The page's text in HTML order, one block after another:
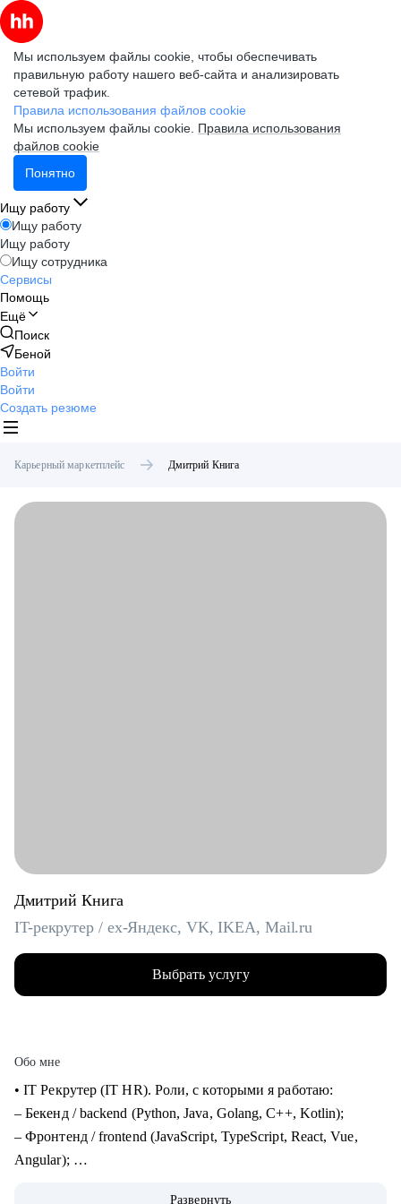
Мы используем файлы cookie, чтобы обеспечивать
правильную работу нашего веб-сайта и анализировать
сетевой трафик.
Правила использования файлов cookie
Мы используем файлы cookie. Правила использования
файлов cookie
Понятно
Ищу работу
Ищу работу
Ищу работу
Ищу сотрудника
Сервисы
Помощь
Ещё
Поиск
Беной
Войти
Войти
Создать резюме
Карьерный маркетплейс Дмитрий Книга
Дмитрий Книга
IT-рекрутер / ex-Яндекс, VK, IKEA, Mail.ru
Выбрать услугу
Обо мне
• IT Рекрутер (IT HR). Роли, с которыми я работаю:
– Бекенд / backend (Python, Java, Golang, C++, Kotlin);
– Фронтенд / frontend (JavaScript, TypeScript, React, Vue,
Angular);
Развернуть